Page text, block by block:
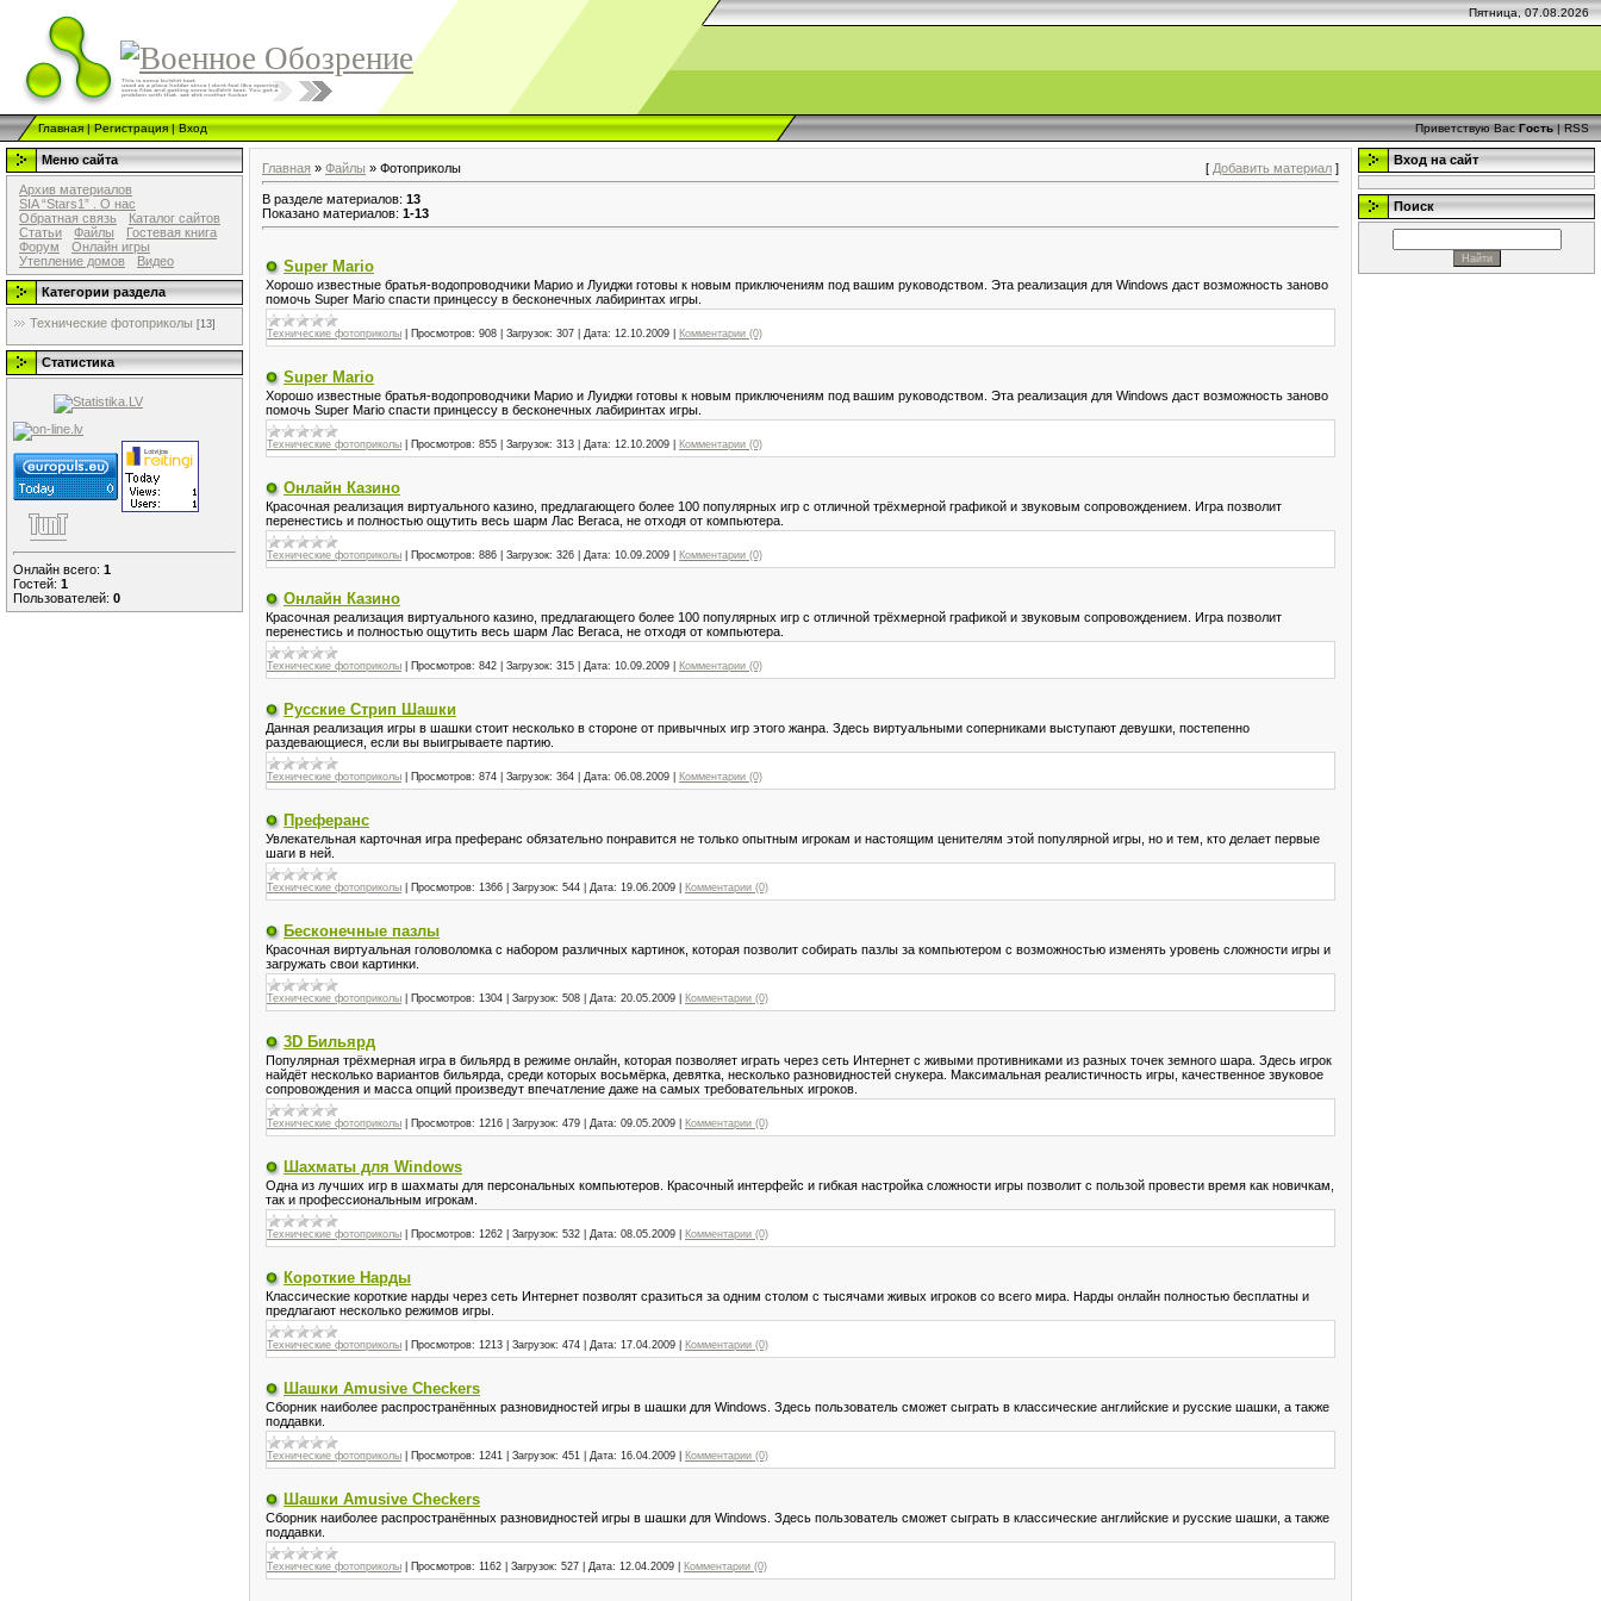
Пятница, 07.08.2026
Главная|Регистрация|Вход Приветствую Вас Гость|RSS
Меню сайта
Архив материалов
SIA “Stars1” . О нас
Обратная связь
Каталог сайтов
Статьи
Файлы
Гостевая книга
Форум
Онлайн игры
Утепление домов
Видео
Категории раздела
Технические фотоприколы [13]
Статистика
Онлайн всего: 1
Гостей: 1
Пользователей: 0
Главная » Файлы » Фотоприколы [ Добавить материал ]
В разделе материалов: 13
Показано материалов: 1-13
Super Mario
Хорошо известные братья-водопроводчики Марио и Луиджи готовы к новым приключениям под вашим руководством. Эта реализация для Windows даст возможность заново
помочь Super Mario спасти принцессу в бесконечных лабиринтах игры.
Технические фотоприколы Просмотров: 908 Загрузок: 307 Дата: 12.10.2009 Комментарии (0)
Super Mario
Хорошо известные братья-водопроводчики Марио и Луиджи готовы к новым приключениям под вашим руководством. Эта реализация для Windows даст возможность заново
помочь Super Mario спасти принцессу в бесконечных лабиринтах игры.
Технические фотоприколы Просмотров: 855 Загрузок: 313 Дата: 12.10.2009 Комментарии (0)
Онлайн Казино
Красочная реализация виртуального казино, предлагающего более 100 популярных игр с отличной трёхмерной графикой и звуковым сопровождением. Игра позволит
перенестись и полностью ощутить весь шарм Лас Вегаса, не отходя от компьютера.
Технические фотоприколы Просмотров: 886 Загрузок: 326 Дата: 10.09.2009 Комментарии (0)
Онлайн Казино
Красочная реализация виртуального казино, предлагающего более 100 популярных игр с отличной трёхмерной графикой и звуковым сопровождением. Игра позволит
перенестись и полностью ощутить весь шарм Лас Вегаса, не отходя от компьютера.
Технические фотоприколы Просмотров: 842 Загрузок: 315 Дата: 10.09.2009 Комментарии (0)
Русские Стрип Шашки
Данная реализация игры в шашки стоит несколько в стороне от привычных игр этого жанра. Здесь виртуальными соперниками выступают девушки, постепенно
раздевающиеся, если вы выигрываете партию.
Технические фотоприколы Просмотров: 874 Загрузок: 364 Дата: 06.08.2009 Комментарии (0)
Преферанс
Увлекательная карточная игра преферанс обязательно понравится не только опытным игрокам и настоящим ценителям этой популярной игры, но и тем, кто делает первые
шаги в ней.
Технические фотоприколы Просмотров: 1366 Загрузок: 544 Дата: 19.06.2009 Комментарии (0)
Бесконечные пазлы
Красочная виртуальная головоломка с набором различных картинок, которая позволит собирать пазлы за компьютером с возможностью изменять уровень сложности игры и
загружать свои картинки.
Технические фотоприколы Просмотров: 1304 Загрузок: 508 Дата: 20.05.2009 Комментарии (0)
3D Бильярд
Популярная трёхмерная игра в бильярд в режиме онлайн, которая позволяет играть через сеть Интернет с живыми противниками из разных точек земного шара. Здесь игрок
найдёт несколько вариантов бильярда, среди которых восьмёрка, девятка, несколько разновидностей снукера. Максимальная реалистичность игры, качественное звуковое
сопровождения и масса опций произведут впечатление даже на самых требовательных игроков.
Технические фотоприколы Просмотров: 1216 Загрузок: 479 Дата: 09.05.2009 Комментарии (0)
Шахматы для Windows
Одна из лучших игр в шахматы для персональных компьютеров. Красочный интерфейс и гибкая настройка сложности игры позволит с пользой провести время как новичкам,
так и профессиональным игрокам.
Технические фотоприколы Просмотров: 1262 Загрузок: 532 Дата: 08.05.2009 Комментарии (0)
Короткие Нарды
Классические короткие нарды через сеть Интернет позволят сразиться за одним столом с тысячами живых игроков со всего мира. Нарды онлайн полностью бесплатны и
предлагают несколько режимов игры.
Технические фотоприколы Просмотров: 1213 Загрузок: 474 Дата: 17.04.2009 Комментарии (0)
Шашки Amusive Checkers
Сборник наиболее распространённых разновидностей игры в шашки для Windows. Здесь пользователь сможет сыграть в классические английские и русские шашки, а также
поддавки.
Технические фотоприколы Просмотров: 1241 Загрузок: 451 Дата: 16.04.2009 Комментарии (0)
Шашки Amusive Checkers
Сборник наиболее распространённых разновидностей игры в шашки для Windows. Здесь пользователь сможет сыграть в классические английские и русские шашки, а также
поддавки.
Технические фотоприколы Просмотров: 1162 Загрузок: 527 Дата: 12.04.2009 Комментарии (0)
Вход на сайт
Поиск